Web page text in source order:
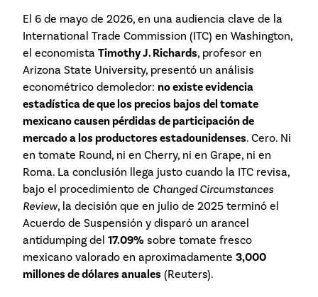
El 6 de mayo de 2026, en una audiencia clave de la
International Trade Commission (ITC) en Washington,
el economista Timothy J. Richards, profesor en
Arizona State University, presentó un análisis
econométrico demoledor: no existe evidencia
estadística de que los precios bajos del tomate
mexicano causen pérdidas de participación de
mercado a los productores estadounidenses. Cero. Ni
en tomate Round, ni en Cherry, ni en Grape, ni en
Roma. La conclusión llega justo cuando la ITC revisa,
bajo el procedimiento de Changed Circumstances
Review, la decisión que en julio de 2025 terminó el
Acuerdo de Suspensión y disparó un arancel
antidumping del 17.09% sobre tomate fresco
mexicano valorado en aproximadamente 3,000
millones de dólares anuales (Reuters).